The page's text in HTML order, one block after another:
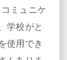
ミュニケ
学校がと
使用でき